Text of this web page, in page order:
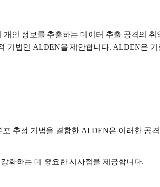
인 정보를 추출하는 데이터 추출 공격의
기법인 ALDEN을 제안합니다. ALDEN은
추정 기법을 결합한 ALDEN은 이러한 공
화하는 데 중요한 시사점을 제공합니다.